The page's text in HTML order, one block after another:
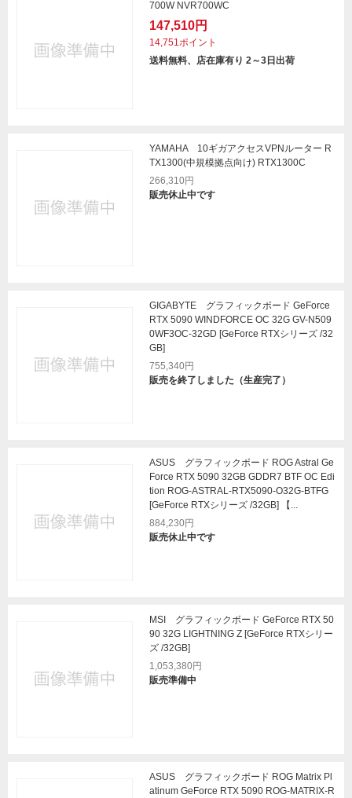
700W NVR700WC
147,510円
14,751ポイント
送料無料、店在庫有り 2～3日出荷
YAMAHA 10ギガアクセスVPNルーター R
TX1300(中規模拠点向け) RTX1300C
266,310円
販売休止中です
GIGABYTE グラフィックボード GeForce
RTX 5090 WINDFORCE OC 32G GV-N509
0WF3OC-32GD [GeForce RTXシリーズ /32
GB]
755,340円
販売を終了しました（生産完了）
ASUS グラフィックボード ROG Astral Ge
Force RTX 5090 32GB GDDR7 BTF OC Edi
tion ROG-ASTRAL-RTX5090-O32G-BTFG
[GeForce RTXシリーズ /32GB] 【...
884,230円
販売休止中です
MSI グラフィックボード GeForce RTX 50
90 32G LIGHTNING Z [GeForce RTXシリー
ズ /32GB]
1,053,380円
販売準備中
ASUS グラフィックボード ROG Matrix Pl
atinum GeForce RTX 5090 ROG-MATRIX-R